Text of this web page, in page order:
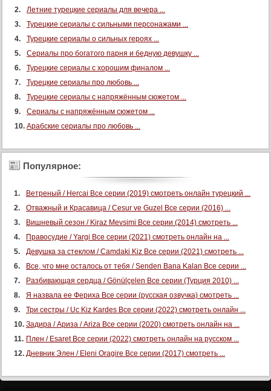
Летние турецкие сериалы для вечера ...
Турецкие сериалы с сильными персонажами ...
Турецкие сериалы о сильных героях ...
Сериалы про богатого парня и бедную девушку ...
Турецкие сериалы с хорошим финалом ...
Турецкие сериалы про любовь ...
Турецкие сериалы с напряжённым сюжетом ...
Сериалы с напряжённым сюжетом ...
Арабские сериалы про любовь ...
Популярное:
Ветреный / Hercai Все серии (2019) смотреть онлайн турецкий ...
Отважный и Красавица / Cesur ve Guzel Все серии (2016) ...
Вишневый сезон / Kiraz Mevsimi Все серии (2014) смотреть ...
Правосудие / Yargi Все серии (2021) смотреть онлайн на ...
Девушка за стеклом / Camdaki Kiz Все серии (2021) смотреть ...
Все, что мне осталось от тебя / Senden Bana Kalan Все серии ...
Разбивающая сердца / Gönülçelen Все серии (Турция 2010) ...
Я назвала ее Фериха Все серии (русская озвучка) смотреть ...
Три сестры / Uc Kiz Kardes Все серии (2022) смотреть онлайн ...
Задира / Ариза / Ariza Все серии (2020) смотреть онлайн на ...
Плен / Esaret Все серии (2022) смотреть онлайн на русском ...
Дневник Элен / Eleni Oragire Все серии (2017) смотреть ...